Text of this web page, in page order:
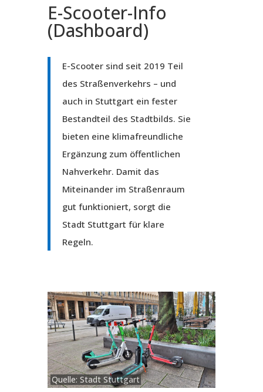
E-Scooter-Info
(Dashboard)
E-Scooter sind seit 2019 Teil
des Straßenverkehrs – und
auch in Stuttgart ein fester
Bestandteil des Stadtbilds. Sie
bieten eine klimafreundliche
Ergänzung zum öffentlichen
Nahverkehr. Damit das
Miteinander im Straßenraum
gut funktioniert, sorgt die
Stadt Stuttgart für klare
Regeln.
Quelle: Stadt Stuttgart